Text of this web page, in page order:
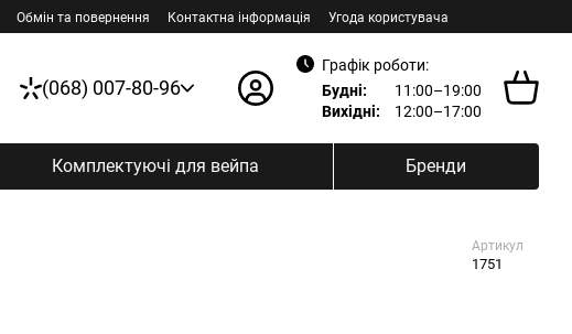
Обмін та повернення Контактна інформація Угода користувача
(068) 007-80-96
Графік роботи:
Будні:
11:00–19:00
Вихідні:
12:00–17:00
Комплектуючі для вейпа Бренди
Артикул
1751